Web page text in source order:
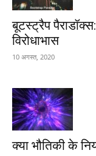
बूटस्ट्रैप
विरोधाभास
10 अगस्त, 2020
क्या भौतिकी के